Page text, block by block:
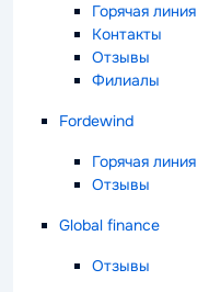
Горячая линия
Контакты
Отзывы
Филиалы
Fordewind
Горячая линия
Отзывы
Global finance
Отзывы